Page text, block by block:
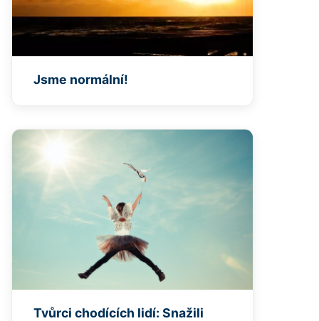
Jsme normální!
Tvůrci chodících lidí: Snažili